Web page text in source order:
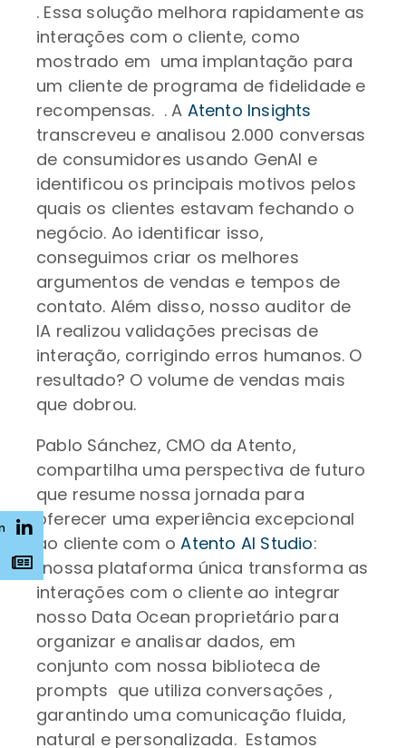
. Essa solução melhora rapidamente as
interações com o cliente, como
mostrado em uma implantação para
um cliente de programa de fidelidade e
recompensas. . A Atento Insights
transcreveu e analisou 2.000 conversas
de consumidores usando GenAI e
identificou os principais motivos pelos
quais os clientes estavam fechando o
negócio. Ao identificar isso,
conseguimos criar os melhores
argumentos de vendas e tempos de
contato. Além disso, nosso auditor de
IA realizou validações precisas de
interação, corrigindo erros humanos. O
resultado? O volume de vendas mais
que dobrou.
Pablo Sánchez, CMO da Atento,
compartilha uma perspectiva de futuro
que resume nossa jornada para
oferecer uma experiência excepcional
ao cliente com oAtento AI Studio:
“nossa plataforma única transforma as
interações com o cliente ao integrar
nosso Data Ocean proprietário para
organizar e analisar dados, em
conjunto com nossa biblioteca de
prompts que utiliza conversações ,
garantindo uma comunicação fluida,
natural e personalizada. Estamos